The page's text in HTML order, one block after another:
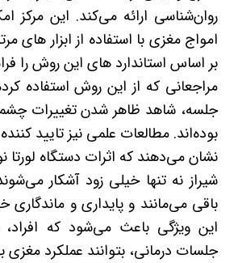
روان‌شناسی ارائه می‌کند. این
امواج مغزی با استفاده از ابزار های
بر اساس استاندارد های این روش را
مراجعانی که از این روش استفاده
جلسه، شاهد ظاهر شدن تغییرات
بوده‌اند. مطالعات علمی نیز تایید
نشان می‌دهند که اثرات دستگاه لورتا
شیراز نه تنها خیلی زود آشکار
باقی می‌مانند و پایداری و
این ویژگی باعث می‌شود که
جلسات درمانی، بتوانند عملکرد مغزی